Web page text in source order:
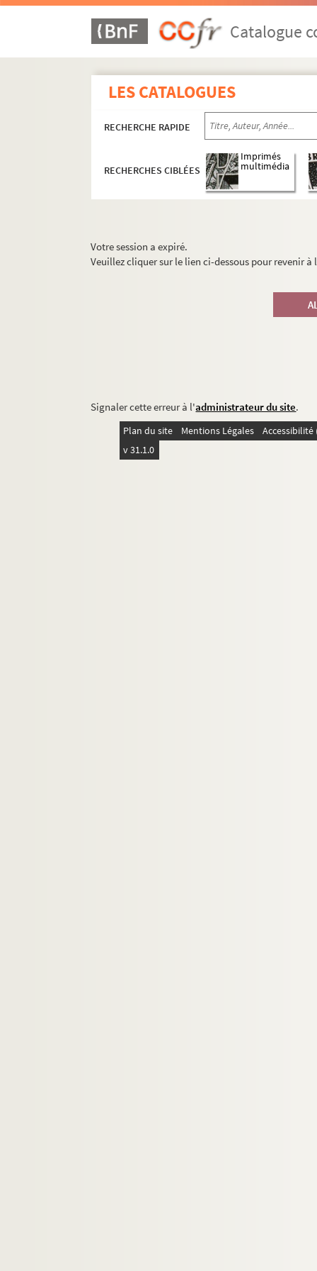
Catalogue
LES CATALOGUES
RECHERCHE RAPIDE
RECHERCHES CIBLÉES
Imprimés
multimédia
Votre session a expiré.
Veuillez cliquer sur le lien ci-dessous pour revenir
Signaler cette erreur à l'administrateur du site.
Plan du site Mentions Légales
v 31.1.0